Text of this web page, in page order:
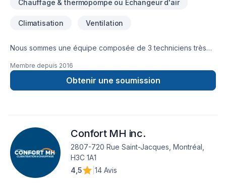
Chauffage & thermopompe ou Échangeur d'air
Climatisation Ventilation
Nous sommes une équipe composée de 3 techniciens très
climatisation. À cette équipe s’ajoute 4 installateurs qui
cumulent plus de 20 ans d’expériences. De part les années
nous sommes restés à dimension humaine ce qui fait toute la
Membre depuis 2016
Obtenir une soumission
Confort MH inc.
2807-720 Rue Saint-Jacques, Montréal,
H3C 1A1
4,5
14 Avis